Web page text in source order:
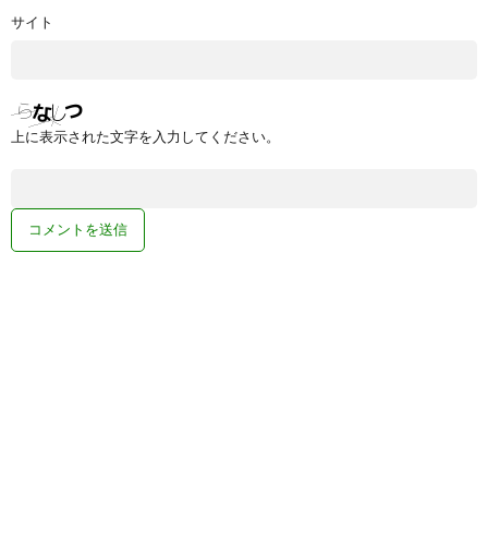
サイト
上に表示された文字を入力してください。